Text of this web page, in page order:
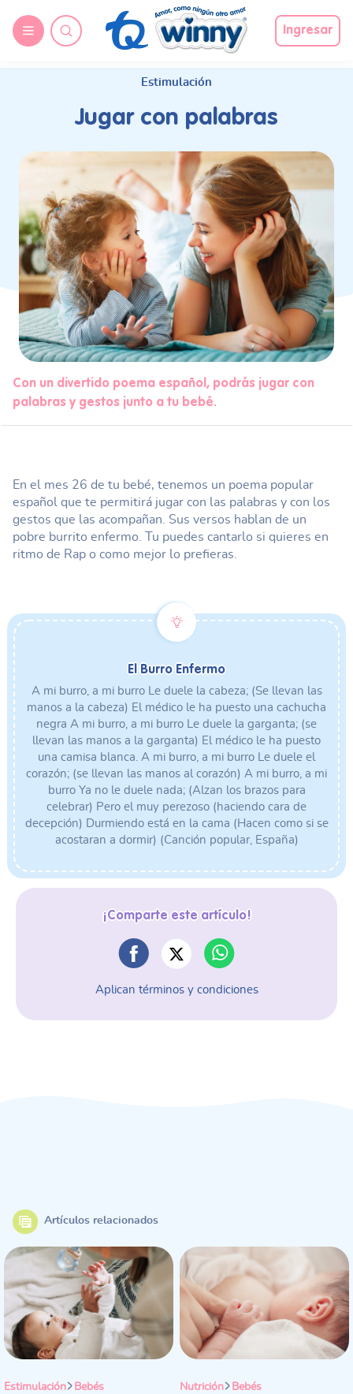
Ingresar
Estimulación
Jugar con palabras
Con un divertido poema español, podrás jugar con
palabras y gestos junto a tu bebé.
En el mes 26 de tu bebé, tenemos un poema popular
español que te permitirá jugar con las palabras y con los
gestos que las acompañan. Sus versos hablan de un
pobre burrito enfermo. Tu puedes cantarlo si quieres en
ritmo de Rap o como mejor lo prefieras.
El Burro Enfermo
A mi burro, a mi burro Le duele la cabeza; (Se llevan las
manos a la cabeza) El médico le ha puesto una cachucha
negra A mi burro, a mi burro Le duele la garganta; (se
llevan las manos a la garganta) El médico le ha puesto
una camisa blanca. A mi burro, a mi burro Le duele el
corazón; (se llevan las manos al corazón) A mi burro, a mi
burro Ya no le duele nada; (Alzan los brazos para
celebrar) Pero el muy perezoso (haciendo cara de
decepción) Durmiendo está en la cama (Hacen como si se
acostaran a dormir) (Canción popular, España)
¡Comparte este artículo!
Aplican términos y condiciones
Artículos relacionados
Estimulación Bebés Nutrición Bebés